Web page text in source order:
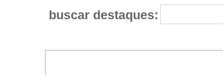
buscar destaques: